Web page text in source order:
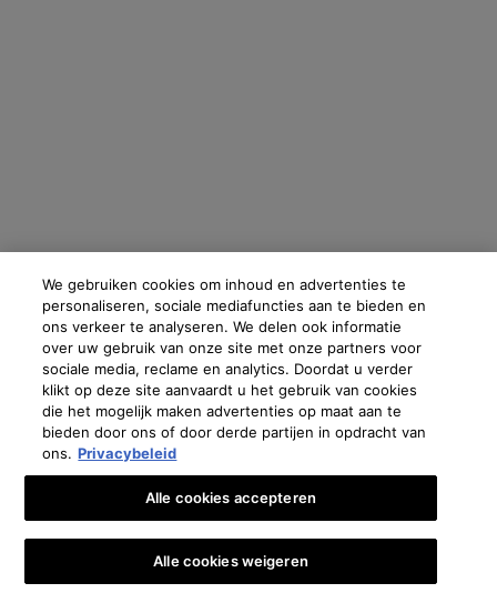
We gebruiken cookies om inhoud en advertenties te
personaliseren, sociale mediafuncties aan te bieden en
ons verkeer te analyseren. We delen ook informatie
over uw gebruik van onze site met onze partners voor
sociale media, reclame en analytics. Doordat u verder
klikt op deze site aanvaardt u het gebruik van cookies
die het mogelijk maken advertenties op maat aan te
bieden door ons of door derde partijen in opdracht van
ons. Privacybeleid
Alle cookies weigeren
Alle cookies accepteren